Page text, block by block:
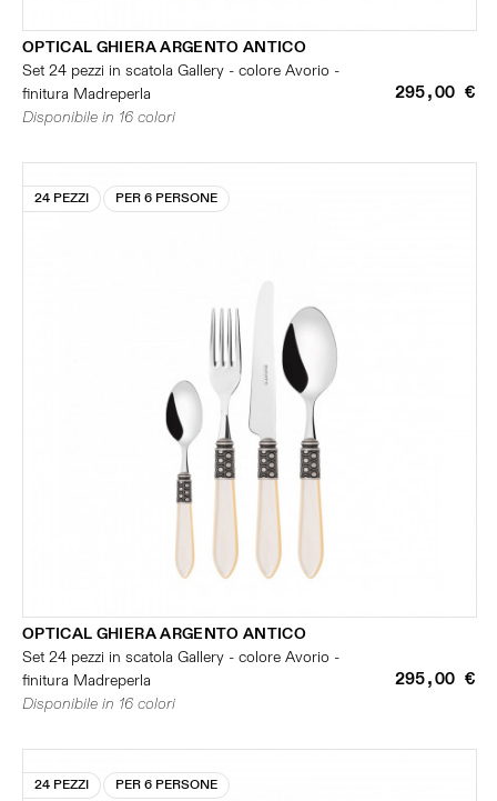
OPTICAL GHIERA ARGENTO ANTICO
Set 24 pezzi in scatola Gallery - colore Avorio -
finitura Madreperla
295,00 €
Disponibile in 16 colori
24 PEZZI PER 6 PERSONE
OPTICAL GHIERA ARGENTO ANTICO
Set 24 pezzi in scatola Gallery - colore Avorio -
finitura Madreperla
295,00 €
Disponibile in 16 colori
24 PEZZI PER 6 PERSONE